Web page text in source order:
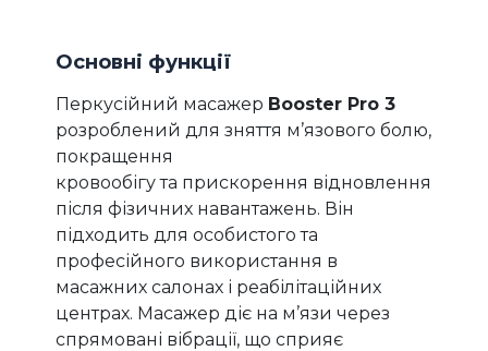
Основні функції
Перкусійний масажер Booster Pro 3
розроблений для зняття м’язового болю,
покращення
кровообігу та прискорення відновлення
після фізичних навантажень. Він
підходить для особистого та
професійного використання в
масажних салонах і реабілітаційних
центрах. Масажер діє на м’язи через
спрямовані вібрації, що сприяє